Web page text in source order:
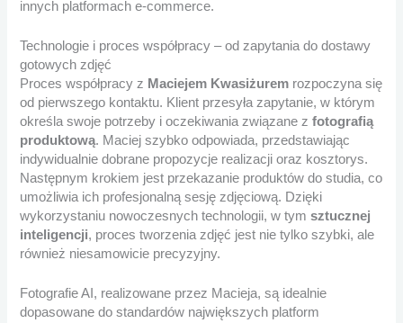
innych platformach e-commerce.
Technologie i proces współpracy – od zapytania do dostawy
gotowych zdjęć
Proces współpracy z Maciejem Kwasiżurem rozpoczyna się
od pierwszego kontaktu. Klient przesyła zapytanie, w którym
określa swoje potrzeby i oczekiwania związane zfotografią
produktową. Maciej szybko odpowiada, przedstawiając
indywidualnie dobrane propozycje realizacji oraz kosztorys.
Następnym krokiem jest przekazanie produktów do studia, co
umożliwia ich profesjonalną sesję zdjęciową. Dzięki
wykorzystaniu nowoczesnych technologii, w tymsztucznej
inteligencji, proces tworzenia zdjęć jest nie tylko szybki, ale
również niesamowicie precyzyjny.
Fotografie AI, realizowane przez Macieja, są idealnie
dopasowane do standardów największych platform